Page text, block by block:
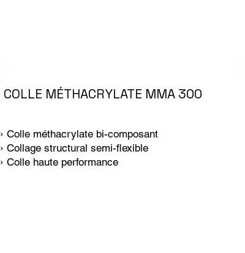
› Colle méthacrylate bi-composant
› Collage structural semi-flexible
› Colle haute performance
COLLE MÉTHACRYLATE MMA 300